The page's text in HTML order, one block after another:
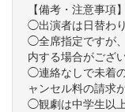
【備考・注意事項】
◯出演者は日替わ
◯全席指定ですが
内する場合がござ
◯連絡なしで未着
ャンセル料の請求
◯観劇は中学生以